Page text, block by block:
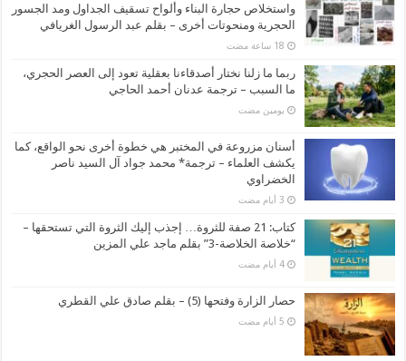
واستخلاص حجارة البناء وألواح تسقيف الجداول ومد الجسور
الحجرية ومنحوتات أخرى – بقلم عبد الرسول الغريافي
ربما ما زلنا نختار أصدقاءنا بعقلية تعود إلى العصر الحجري،
ما السبب – ترجمة عدنان أحمد الحاجي
‏يومين مضت
أسنان مزروعة في المختبر هي خطوة أخرى نحو الواقع، كما
يكشف العلماء – ترجمة* محمد جواد آل السيد ناصر
الخضراوي
كتاب: 21 صفة للثروة… إجذب إليك الثروة التي تستحقها –
“خلاصة الخلاصة-3” بقلم ماجد علي المزين
‏4 أيام مضت
حصار الزارة وفتحها (5) – بقلم صادق علي القطري